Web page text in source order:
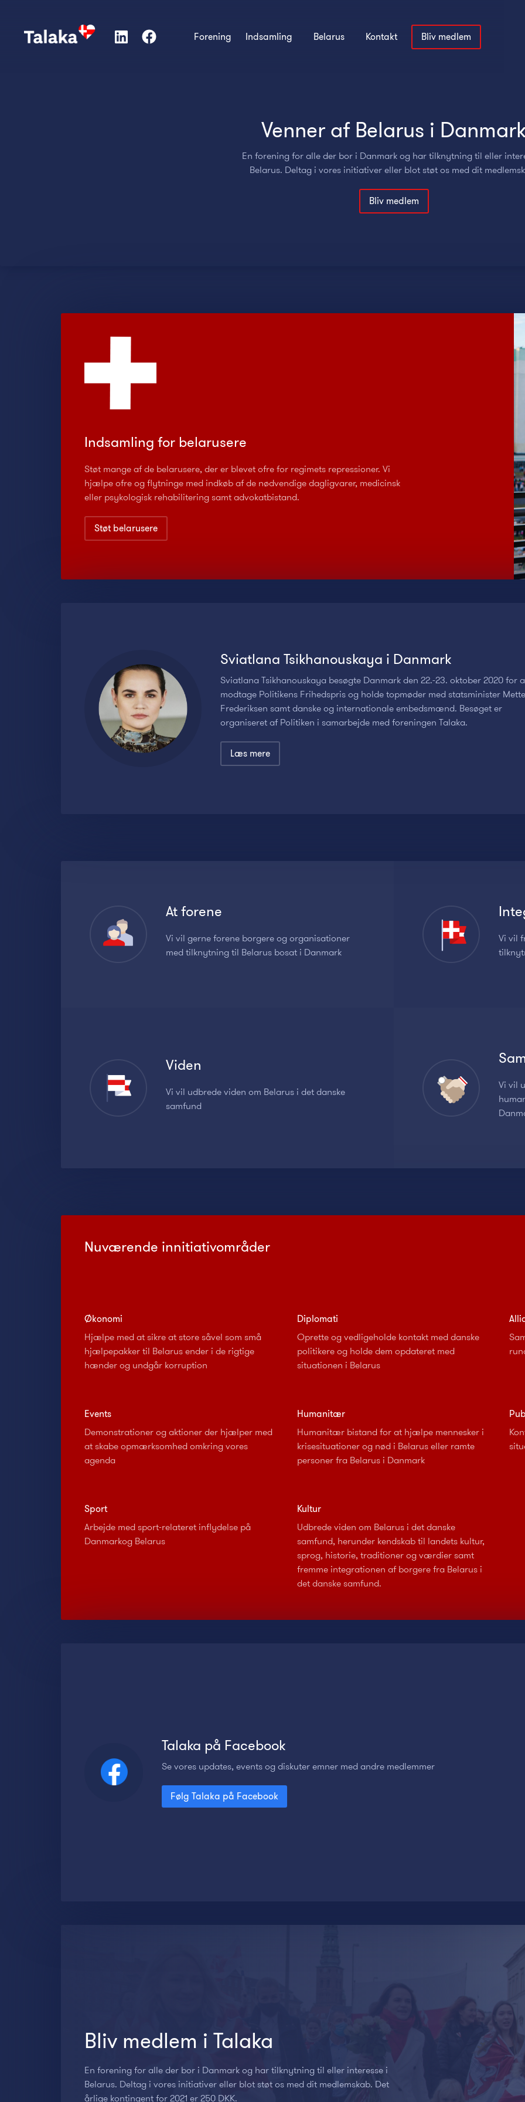
Forening Indsamling Belarus Kontakt Bliv medlem
Venner af Belarus i
En forening for alle der bor i Danmark og har tilknytning til eller
Belarus. Deltag i vores initiativer eller blot støt os med dit
Bliv medlem
Indsamling for belarusere
Støt mange af de belarusere, der er blevet ofre for regimets repressioner. Vi
hjælpe ofre og flytninge med indkøb af de nødvendige dagligvarer, medicinsk
eller psykologisk rehabilitering samt advokatbistand.
Støt belarusere
Sviatlana Tsikhanouskaya i Danmark
Sviatlana Tsikhanouskaya besøgte Danmark den 22.-23. oktober 2020 for
modtage Politikens Frihedspris og holde topmøder med statsminister Mette
Frederiksen samt danske og internationale embedsmænd. Besøget er
organiseret af Politiken i samarbejde med foreningen Talaka.
Læs mere
At forene
Vi vil gerne forene borgere og organisationer
med tilknytning til Belarus bosat i Danmark
Vi vil
Viden
Vi vil udbrede viden om Belarus i det danske
samfund
Vi vil
Nuværende innitiativområder
Økonomi
Hjælpe med at sikre at store såvel som små
hjælpepakker til Belarus ender i de rigtige
hænder og undgår korruption
Diplomati
Oprette og vedligeholde kontakt med danske
politikere og holde dem opdateret med
situationen i Belarus
Events
Demonstrationer og aktioner der hjælper med
at skabe opmærksomhed omkring vores
agenda
Humanitær
Humanitær bistand for at hjælpe mennesker i
krisesituationer og nød i Belarus eller ramte
personer fra Belarus i Danmark
Sport
Arbejde med sport-relateret inflydelse på
Danmarkog Belarus
Kultur
Udbrede viden om Belarus i det danske
samfund, herunder kendskab til landets kultur,
sprog, historie, traditioner og værdier samt
fremme integrationen af borgere fra Belarus i
det danske samfund.
Talaka på Facebook
Se vores updates, events og diskuter emner med andre medlemmer
Følg Talaka på Facebook
Bliv medlem i Talaka
En forening for alle der bor i Danmark og har tilknytning til eller interesse i
Belarus. Deltag i vores initiativer eller blot støt os med dit medlemskab. Det
årlige kontingent for 2021 er 250 DKK.